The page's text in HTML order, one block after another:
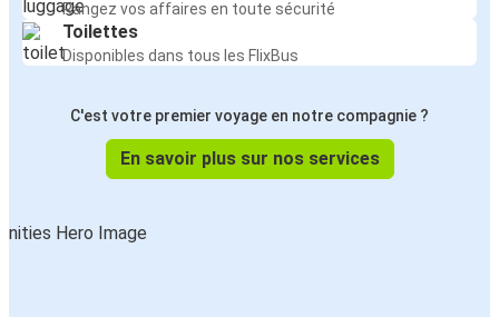
Rangez vos affaires en toute sécurité
Toilettes
Disponibles dans tous les FlixBus
C'est votre premier voyage en notre compagnie ?
En savoir plus sur nos services